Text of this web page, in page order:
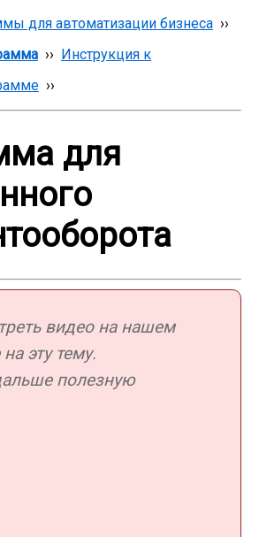
для автоматизации бизнеса ››
›› Инструкция к
››
для
видео на нашем
эту тему.
полезную